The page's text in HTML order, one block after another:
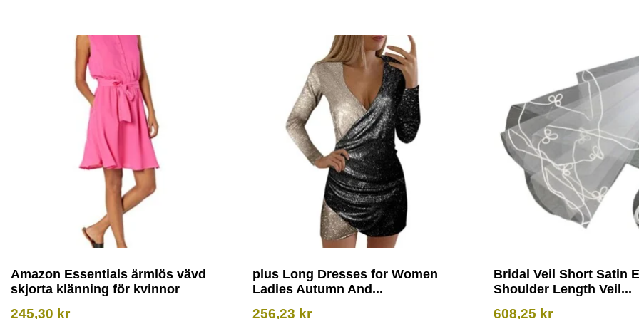
Amazon Essentials ärmlös vävd
skjorta klänning för kvinnor
245,30 kr
plus Long Dresses for Women
Ladies Autumn And...
256,23 kr
Bridal Veil Short Satin
Shoulder Length Veil...
608,25 kr